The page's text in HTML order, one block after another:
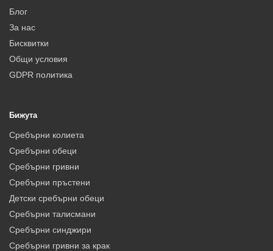
Блог
За нас
Бисквитки
Общи условия
GDPR политика
Бижута
Сребърни колиета
Сребърни обеци
Сребърни гривни
Сребърни пръстени
Детски сребърни обеци
Сребърни талисмани
Сребърни синджири
Сребърни гривни за крак